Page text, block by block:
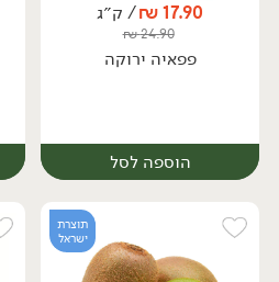
ק״ג
17.90
₪/ ק״ג
24.90
₪
פפאיה ירוקה
הוספה לסל
תוצרת
ישראל